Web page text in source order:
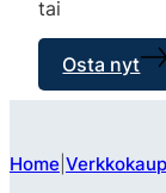
tai
Osta nyt
Home